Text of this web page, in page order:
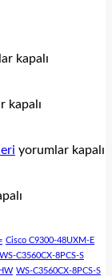
kapalı
kapalı
Cisco
Network
yorumlar kapalı
Cisco C9300-48UXM-E
C3560CX-8PCS-S
WS-C3560CX-8PCS-S